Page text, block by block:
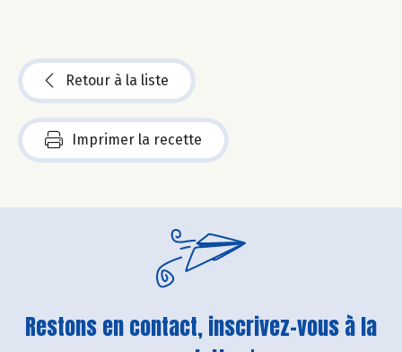
Retour à la liste
Imprimer la recette
Restons en contact, inscrivez-vous à la